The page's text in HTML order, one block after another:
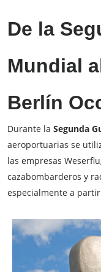
De la
Mundial
Berlín
Durante la Segunda
aeroportuarias se
las empresas
cazabombarderos y
especialmente a